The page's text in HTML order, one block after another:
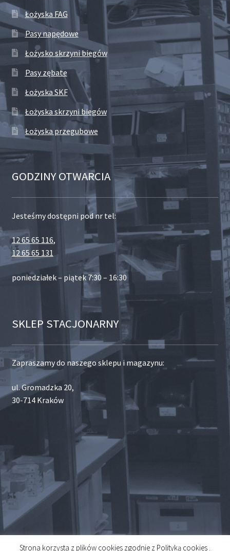
Łożyska FAG
Pasy napędowe
Łożysko skrzyni biegów
Pasy zębate
Łożyska SKF
Łożyska skrzyni biegów
Łożyska przegubowe
GODZINY OTWARCIA
Jesteśmy dostępni pod nr tel:
12 65 65 116,
12 65 65 131
poniedziałek – piątek 7:30 – 16:30
SKLEP STACJONARNY
Zapraszamy do naszego sklepu i magazynu:
ul. Gromadzka 20,
30-714 Kraków
Strona korzysta z plików cookies zgodnie z Polityką cookies .